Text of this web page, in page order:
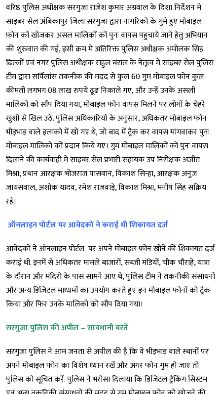
वरिष्ठ पुलिस अधीक्षक सरगुजा राजेश कुमार अग्रवाल के दिशा निर्देशन मे
साइबर सेल अंबिकापुर जिला सरगुजा द्वारा नागरिको के गुमे हुए मोबाइल
फ़ोन कों खोजकर असल मालिकों कों पुनः वापस पहुचाये जाने हेतु अभियान
की शुरुवात की गई, इसी क्रम मे अतिरिक्त पुलिस अधीक्षक अमोलक सिंह
ढिल्लों एवं नगर पुलिस अधीक्षक राहुल बंसल के नेतृत्व मे साइबर सेल पुलिस
टीम द्वारा सर्विलांस तकनीक की मदद से कुल 60 गुम मोबाइल फोन कुल
कीमती लगभग 08 लाख रुपये ढूंढ निकाले गए, और उन्हें उनके असली
मालिकों को सौंप दिया गया, मोबाइल फोन वापस मिलने पर लोगों के चेहरे
खुशी से खिल उठे. पुलिस अधिकारियों के अनुसार, अधिकतर मोबाइल फोन
भीड़भाड़ वाले इलाकों में खो गए थे, जो बाद में ट्रैक कर वापस मांगवाकर पुनः
मोबाइल मालिकों कों प्रदान किये गए। गुम मोबाइल मालिकों कों पुनः वापस
दिलाने की कार्यवाही मे साइबर सेल प्रभारी सहायक उप निरीक्षक अजीत
मिश्रा, प्रधान आरक्षक भोजराज पासवान, विकाश सिन्हा, आरक्षक अनुज
जायसवाल, अशोक यादव, रमेश राजवाड़े, विकाश मिश्रा, मनीष सिंह सक्रिय
रहे।
ऑनलाइन पोर्टल पर आवेदकों ने कराई थी शिकायत दर्ज
आवेदको ने ऑनलाइन पोर्टल पर अपने मोबाइल फोन खोने की शिकायत दर्ज
कराई थी. इनमें से अधिकतर मामले बाजारों, सब्जी मंडियों, चौक चौराहे, यात्रा
के दौरान और मंदिरो के पास सामने आए थे, पुलिस टीम ने तकनीकी संसाधनों
और अन्य डिजिटल माध्यमों का उपयोग करते हुए इन मोबाइल फोनों को ट्रैक
किया और फिर उनके मालिकों को सौंप दिया गया।
सरगुजा पुलिस की अपील – सावधानी बरतें
सरगुजा पुलिस ने आम जनता से अपील की है कि वे भीड़भाड़ वाले स्थानों पर
अपने मोबाइल फोन का विशेष ध्यान रखें और अगर फोन गुम हो जाए तो
पुलिस को सूचित करें. पुलिस ने भरोसा दिलाया कि डिजिटल ट्रैकिंग सिस्टम